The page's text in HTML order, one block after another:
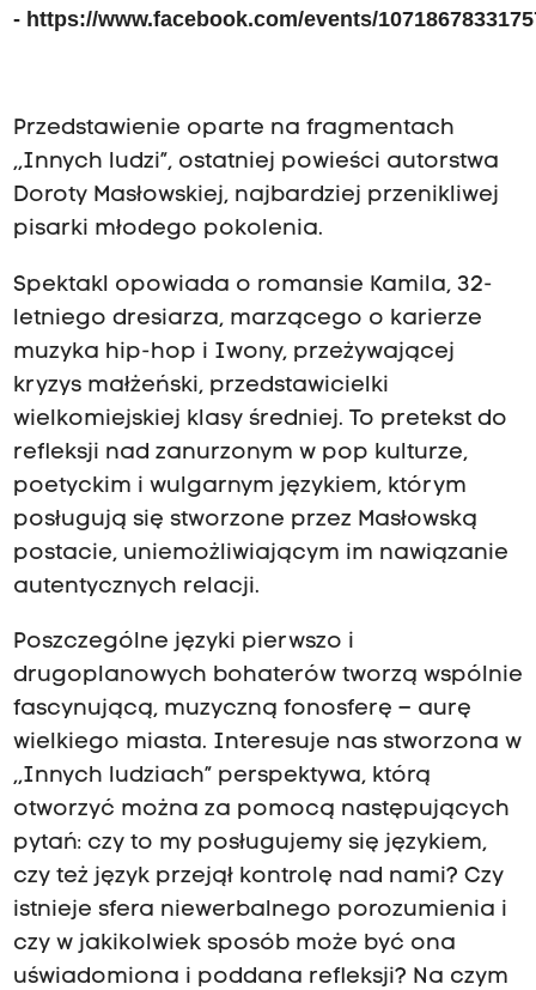
- https://www.facebook.com/events/
Przedstawienie oparte na fragmentach
,,Innych ludzi”, ostatniej powieści autorstwa
Doroty Masłowskiej, najbardziej przenikliwej
pisarki młodego pokolenia.
Spektakl opowiada o romansie Kamila, 32-
letniego dresiarza, marzącego o karierze
muzyka hip-hop i Iwony, przeżywającej
kryzys małżeński, przedstawicielki
wielkomiejskiej klasy średniej. To pretekst do
refleksji nad zanurzonym w pop kulturze,
poetyckim i wulgarnym językiem, którym
posługują się stworzone przez Masłowską
postacie, uniemożliwiającym im nawiązanie
autentycznych relacji.
Poszczególne języki pierwszo i
drugoplanowych bohaterów tworzą wspólnie
fascynującą, muzyczną fonosferę – aurę
wielkiego miasta. Interesuje nas stworzona w
,,Innych ludziach” perspektywa, którą
otworzyć można za pomocą następujących
pytań: czy to my posługujemy się językiem,
czy też język przejął kontrolę nad nami? Czy
istnieje sfera niewerbalnego porozumienia i
czy w jakikolwiek sposób może być ona
uświadomiona i poddana refleksji? Na czym